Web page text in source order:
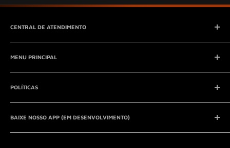
CENTRAL DE ATENDIMENTO
SAC (Serviço de Atendimento ao Consumidor)
E-mail:contato@seucontato.com.br
Telefone:41 8761-7286
MENU PRINCIPAL
Início
Catálogo
Entrar em contato
QUEM SOMOS?
POLÍTICAS
Aviso Legal
Política de Privacidade
Política de Reembolso
BAIXE NOSSO APP (EM DESENVOLVIMENTO)